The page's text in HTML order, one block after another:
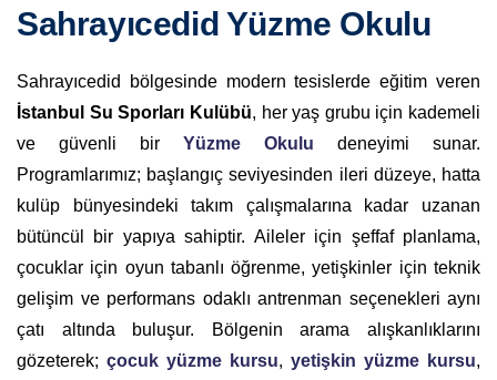
Sahrayıcedid Yüzme Okulu
Sahrayıcedid bölgesinde modern tesislerde eğitim veren
İstanbul Su Sporları Kulübü, her yaş grubu için kademeli
ve güvenli bir Yüzme Okulu deneyimi sunar.
Programlarımız; başlangıç seviyesinden ileri düzeye, hatta
kulüp bünyesindeki takım çalışmalarına kadar uzanan
bütüncül bir yapıya sahiptir. Aileler için şeffaf planlama,
çocuklar için oyun tabanlı öğrenme, yetişkinler için teknik
gelişim ve performans odaklı antrenman seçenekleri aynı
çatı altında buluşur. Bölgenin arama alışkanlıklarını
gözeterek; çocuk yüzme kursu, yetişkin yüzme kursu,